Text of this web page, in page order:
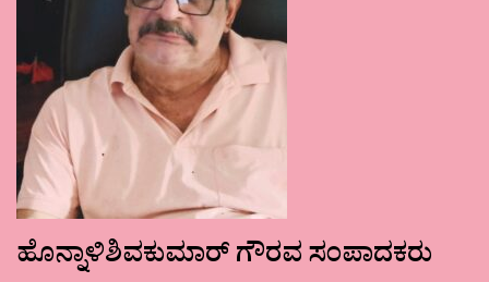
ಹೊನ್ನಾಳಿಶಿವಕುಮಾರ್ ಗೌರವ ಸಂಪಾದಕರು